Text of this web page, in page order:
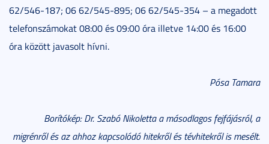
62/546-187; 06 62/545-895; 06 62/545-354 – a megadott
telefonszámokat 08:00 és 09:00 óra illetve 14:00 és 16:00
óra között javasolt hívni.
Pósa Tamara
Borítókép: Dr. Szabó Nikoletta a másodlagos fejfájásról, a
migrénről és az ahhoz kapcsolódó hitekről és tévhitekről is mesélt.